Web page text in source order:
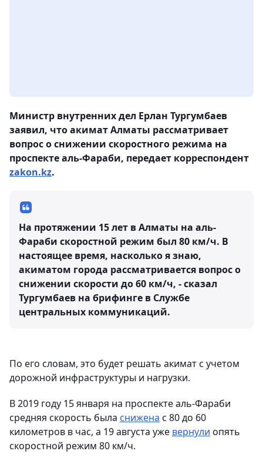
Министр внутренних дел Ерлан Тургумбаев
заявил, что акимат Алматы рассматривает
вопрос о снижении скоростного режима на
проспекте аль-Фараби, передает корреспондент
zakon.kz.
На протяжении 15 лет в Алматы на аль-
Фараби скоростной режим был 80 км/ч. В
настоящее время, насколько я знаю,
акиматом города рассматривается вопрос о
снижении скорости до 60 км/ч, - сказал
Тургумбаев на брифинге в Службе
центральных коммуникаций.
По его словам, это будет решать акимат с учетом
дорожной инфраструктуры и нагрузки.
В 2019 году 15 января на проспекте аль-Фараби
средняя скорость была снижена с 80 до 60
километров в час, а 19 августа уже вернули опять
скоростной режим 80 км/ч.